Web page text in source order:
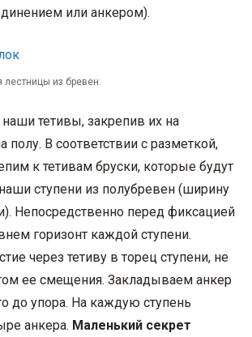
или анкером).
лестницы из бревен.
тетивы, закрепив их на
полу. В соответствии с разметкой,
к тетивам бруски, которые будут
ступени из полубревен (ширину
Непосредственно перед фиксацией
горизонт каждой ступени.
через тетиву в торец ступени, не
ее смещения. Закладываем анкер
до упора. На каждую ступень
анкера. Маленький секрет